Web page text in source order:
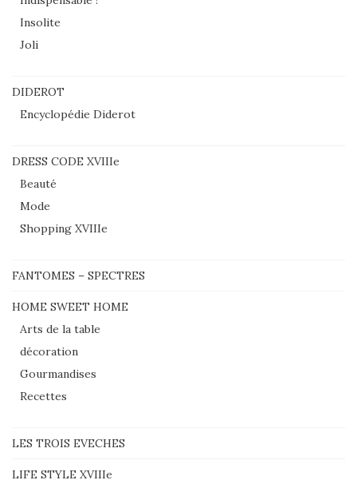
Insolite
Joli
DIDEROT
Encyclopédie Diderot
DRESS CODE XVIIIe
Beauté
Mode
Shopping XVIIIe
FANTOMES – SPECTRES
HOME SWEET HOME
Arts de la table
décoration
Gourmandises
Recettes
LES TROIS EVECHES
LIFE STYLE XVIIIe